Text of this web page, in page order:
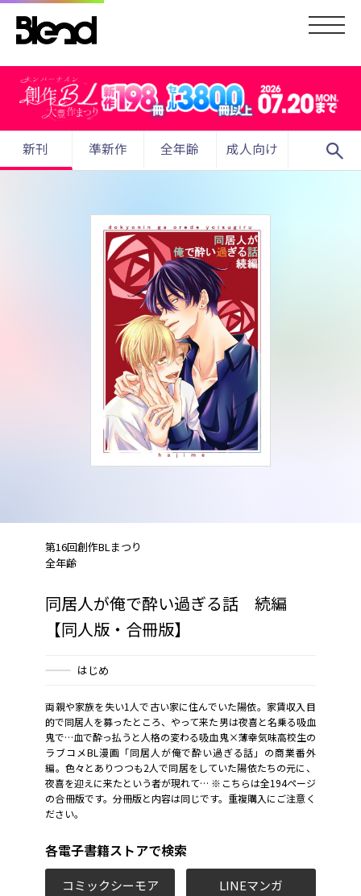
新刊 準新作 全年齢 成人向け search
第16回創作BLまつり
全年齢
同居人が俺で酔い過ぎる話 続編
【同人版・合冊版】
はじめ
両親や家族を失い1人で古い家に住んでいた陽依。家賃収入目
的で同居人を募ったところ、やって来た男は夜喜と名乗る吸血
鬼で…血で酔っ払うと人格の変わる吸血鬼×薄幸気味高校生の
ラブコメBL漫画「同居人が俺で酔い過ぎる話」の商業番外
編。色々とありつつも2人で同居をしていた陽依たちの元に、
夜喜を迎えに来たという者が現れて… ※こちらは全194ページ
の合冊版です。分冊版と内容は同じです。重複購入にご注意く
ださい。
各電子書籍ストアで検索
コミックシーモア LINEマンガ